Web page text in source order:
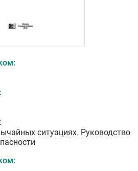
ситуациях. Руководство